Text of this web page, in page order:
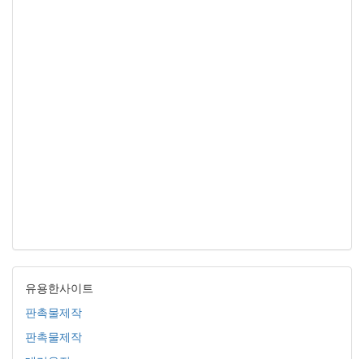
유용한사이트
판촉물제작
판촉물제작